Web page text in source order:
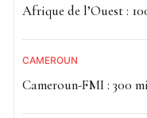
Afrique de l’Ouest :
CAMEROUN
Cameroun-FMI : 300